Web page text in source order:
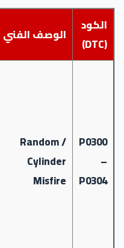
الكود
(DTC)
الوصف الفني
P0300
–
P0304
Random /
Cylinder
Misfire